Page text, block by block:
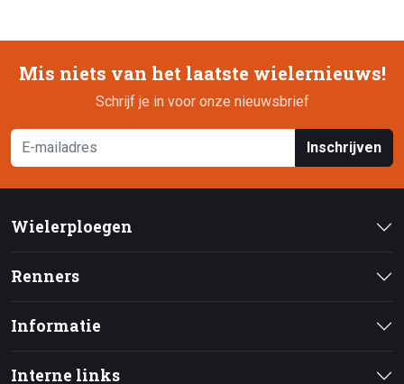
Mis niets van het laatste wielernieuws!
Schrijf je in voor onze nieuwsbrief
Inschrijven
Wielerploegen
Renners
Informatie
Interne links